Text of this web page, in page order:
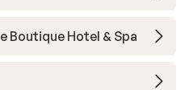
Boutique Hotel & Spa